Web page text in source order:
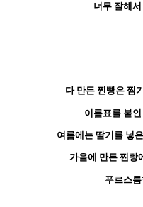
너무 잘해
다 만든 찐빵은 찜
이름표를 붙
여름에는 딸기를 넣
가을에 만든 찐빵
푸르스